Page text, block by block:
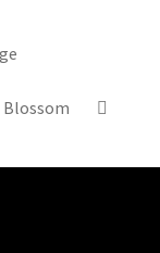
Blossom